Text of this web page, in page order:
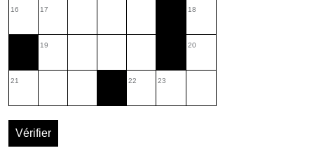
16 17 18
19 20
21 22 23
Vérifier